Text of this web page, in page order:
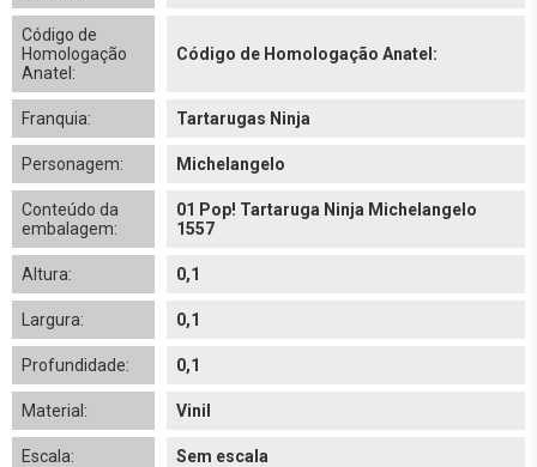
Código de
Homologação
Anatel:
Código de Homologação Anatel:
Franquia: Tartarugas Ninja
Personagem: Michelangelo
Conteúdo da
embalagem:
01 Pop! Tartaruga Ninja Michelangelo
1557
Altura: 0,1
Largura: 0,1
Profundidade: 0,1
Material: Vinil
Escala: Sem escala